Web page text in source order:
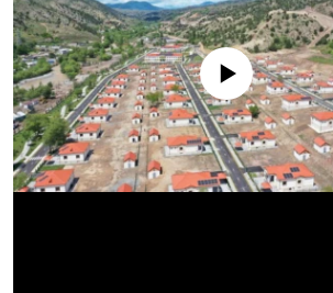
No media source currently